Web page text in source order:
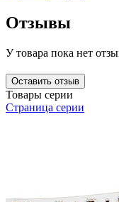
Отзывы
У товара пока нет
Оставить отзыв
Товары серии
Страница серии